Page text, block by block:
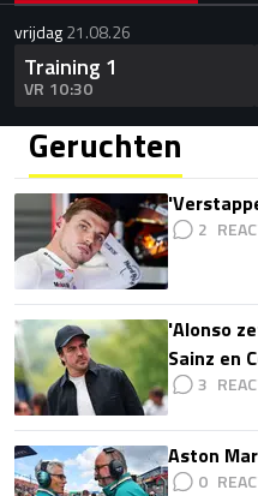
vrijdag21.08.26
Training 1
VR 10:30
Geruchten
2
'Alonso
Sainz en
3
Aston
0